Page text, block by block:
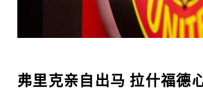
弗里克亲自出马 拉什福德